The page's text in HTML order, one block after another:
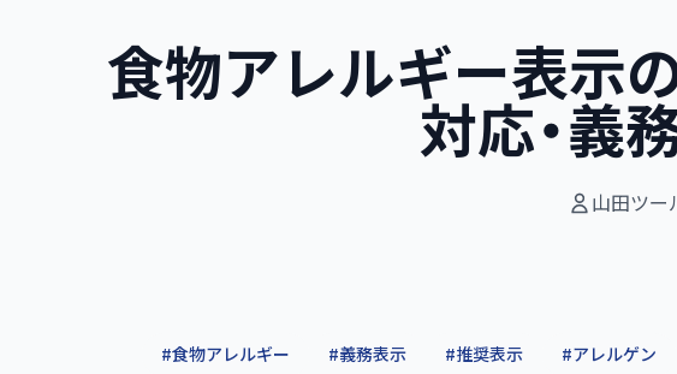
食物アレルギー表示
対応・義
山田ツー
#食物アレルギー #義務表示 #推奨表示 #アレルゲン